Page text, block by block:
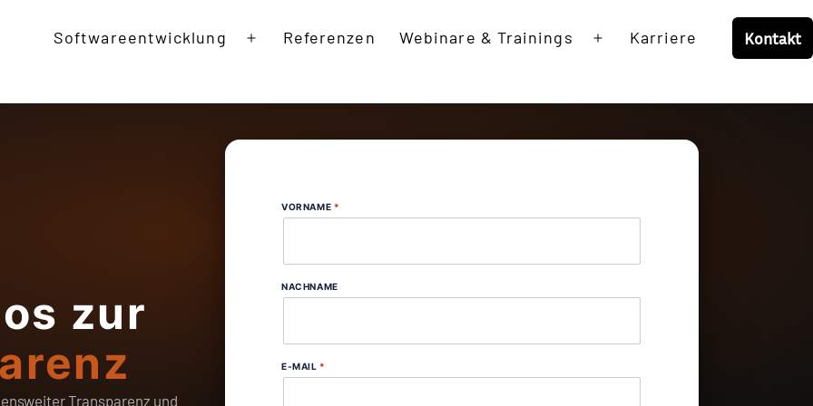
Softwareentwicklung
Open
Referenzen Webinare & Trainings
Open
Karriere Kontakt
zur
Transparenz und
VORNAME *
NACHNAME
E-MAIL *